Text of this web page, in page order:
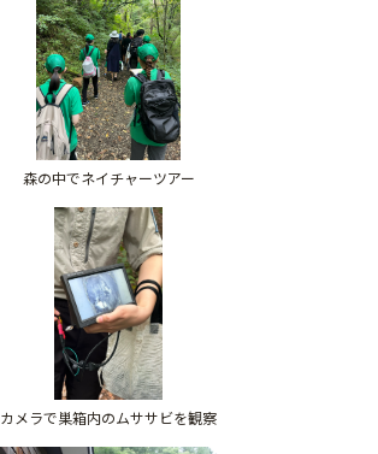
森の中でネイチャーツアー
カメラで巣箱内のムササビを観察